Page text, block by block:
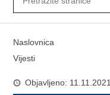
Naslovnica
Vijesti
Objavljeno: 11.11.2021.